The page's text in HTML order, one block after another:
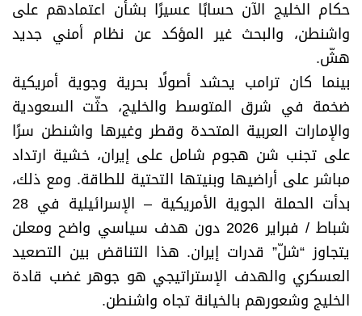
حكام الخليج الآن حسابًا عسيرًا بشأن اعتمادهم على
واشنطن، والبحث غير المؤكد عن نظام أمني جديد
هشّ.
بينما كان ترامب يحشد أصولًا بحرية وجوية أمريكية
ضخمة في شرق المتوسط والخليج، حثّت السعودية
والإمارات العربية المتحدة وقطر وغيرها واشنطن سرًا
على تجنب شن هجوم شامل على إيران، خشية ارتداد
مباشر على أراضيها وبنيتها التحتية للطاقة. ومع ذلك،
بدأت الحملة الجوية الأمريكية – الإسرائيلية في 28
شباط / فبراير 2026 دون هدف سياسي واضح ومعلن
يتجاوز “شلّ” قدرات إيران. هذا التناقض بين التصعيد
العسكري والهدف الإستراتيجي هو جوهر غضب قادة
الخليج وشعورهم بالخيانة تجاه واشنطن.